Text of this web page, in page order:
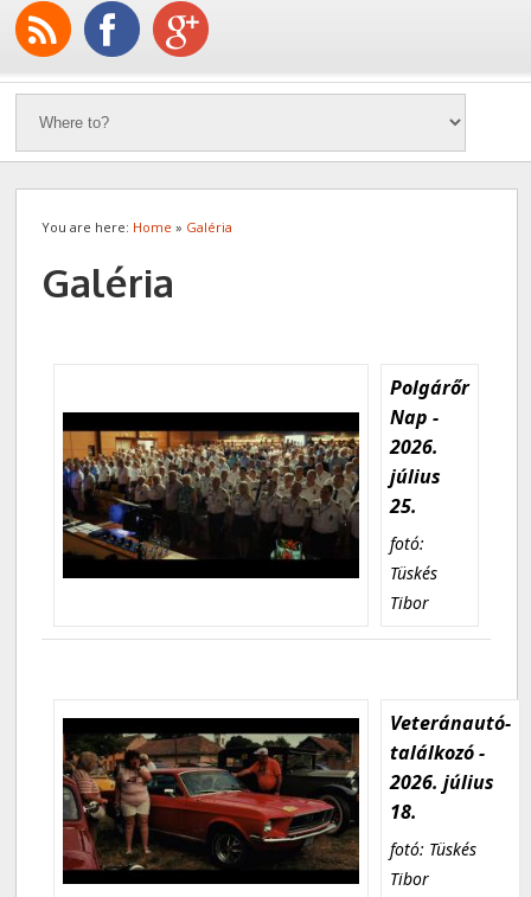
You are here: Home » Galéria
Galéria
Polgárőr
Nap -
2026.
július
25.
fotó:
Tüskés
Tibor
Veteránautó-
találkozó -
2026. július
18.
fotó: Tüskés
Tibor